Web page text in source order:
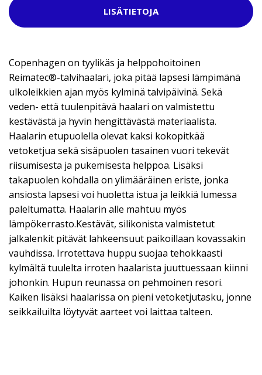
LISÄTIETOJA
Copenhagen on tyylikäs ja helppohoitoinen
Reimatec®-talvihaalari, joka pitää lapsesi lämpimänä
ulkoleikkien ajan myös kylminä talvipäivinä. Sekä
veden- että tuulenpitävä haalari on valmistettu
kestävästä ja hyvin hengittävästä materiaalista.
Haalarin etupuolella olevat kaksi kokopitkää
vetoketjua sekä sisäpuolen tasainen vuori tekevät
riisumisesta ja pukemisesta helppoa. Lisäksi
takapuolen kohdalla on ylimääräinen eriste, jonka
ansiosta lapsesi voi huoletta istua ja leikkiä lumessa
paleltumatta. Haalarin alle mahtuu myös
lämpökerrasto.Kestävät, silikonista valmistetut
jalkalenkit pitävät lahkeensuut paikoillaan kovassakin
vauhdissa. Irrotettava huppu suojaa tehokkaasti
kylmältä tuulelta irroten haalarista juuttuessaan kiinni
johonkin. Hupun reunassa on pehmoinen resori.
Kaiken lisäksi haalarissa on pieni vetoketjutasku, jonne
seikkailuilta löytyvät aarteet voi laittaa talteen.